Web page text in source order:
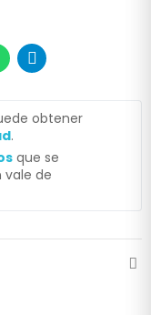
obtener
.
que se
de